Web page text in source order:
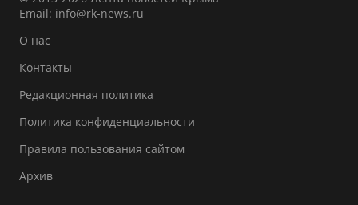
Email: info@rk-news.ru
О нас
Контакты
Редакционная политика
Политика конфиденциальности
Правила пользования сайтом
Архив